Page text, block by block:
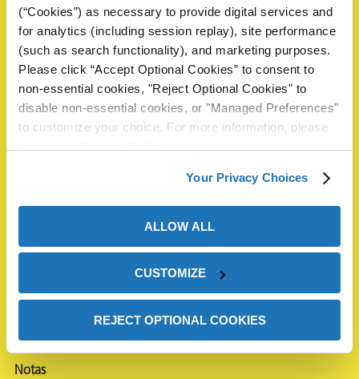
(“Cookies”) as necessary to provide digital services and
for analytics (including session replay), site performance
(such as search functionality), and marketing purposes.
Please click “Accept Optional Cookies” to consent to
non-essential cookies, "Reject Optional Cookies" to
disable non-essential cookies, or "Managed Preferences"
to customize your choice. For more information, please
Your Privacy Choices
ALLOW ALL
CUSTOMIZE
REJECT OPTIONAL COOKIES
Compañía *
País *
¿Podría indicarnos si el pedido es para su uso personal o
para su empresa? *
Empresa
Notas